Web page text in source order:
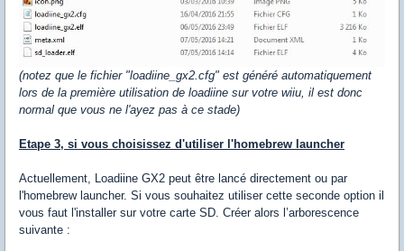
(notez que le fichier "loadiine_gx2.cfg" est généré automatiquement
lors de la première utilisation de loadiine sur votre wiiu, il est donc
normal que vous ne l'ayez pas à ce stade)
Etape 3, si vous choisissez d'utiliser l'homebrew launcher
Actuellement, Loadiine GX2 peut être lancé directement ou par
l'homebrew launcher. Si vous souhaitez utiliser cette seconde option il
vous faut l'installer sur votre carte SD. Créer alors l’arborescence
suivante :